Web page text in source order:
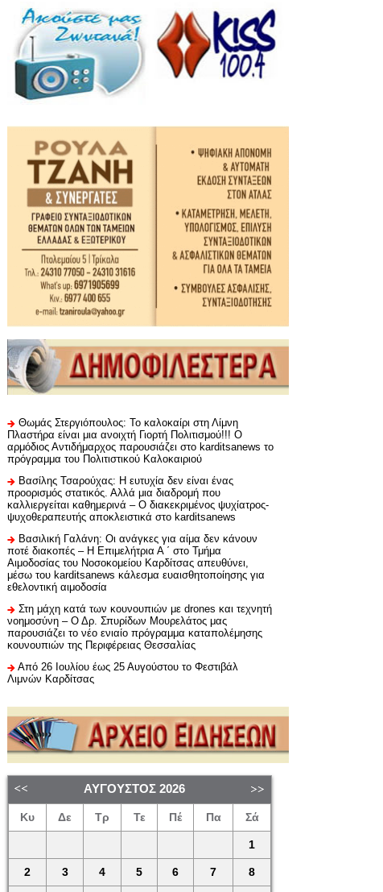
Θωμάς Στεργιόπουλος: Το καλοκαίρι στη Λίμνη
Πλαστήρα είναι μια ανοιχτή Γιορτή Πολιτισμού!!! Ο
αρμόδιος Αντιδήμαρχος παρουσιάζει στο karditsanews το
πρόγραμμα του Πολιτιστικού Καλοκαιριού
Βασίλης Τσαρούχας: Η ευτυχία δεν είναι ένας
προορισμός στατικός. Αλλά μια διαδρομή που
καλλιεργείται καθημερινά – Ο διακεκριμένος ψυχίατρος-
ψυχοθεραπευτής αποκλειστικά στο karditsanews
Βασιλική Γαλάνη: Οι ανάγκες για αίμα δεν κάνουν
ποτέ διακοπές – Η Επιμελήτρια Α ΄ στο Τμήμα
Αιμοδοσίας του Νοσοκομείου Καρδίτσας απευθύνει,
μέσω του karditsanews κάλεσμα ευαισθητοποίησης για
εθελοντική αιμοδοσία
Στη μάχη κατά των κουνουπιών με drones και τεχνητή
νοημοσύνη – Ο Δρ. Σπυρίδων Μουρελάτος μας
παρουσιάζει το νέο ενιαίο πρόγραμμα καταπολέμησης
κουνουπιών της Περιφέρειας Θεσσαλίας
Από 26 Ιουλίου έως 25 Αυγούστου το Φεστιβάλ
Λιμνών Καρδίτσας
ΑΎΓΟΥΣΤΟΣ 2026
Κυ Δε Τρ Τε Πέ Πα Σά
1
2 3 4 5 6 7 8